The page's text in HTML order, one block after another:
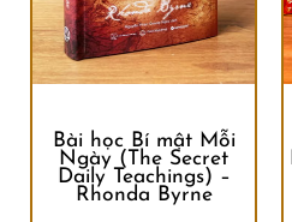
Bài học Bí mật Mỗi
Ngày (The Secret
Daily Teachings) –
Rhonda Byrne